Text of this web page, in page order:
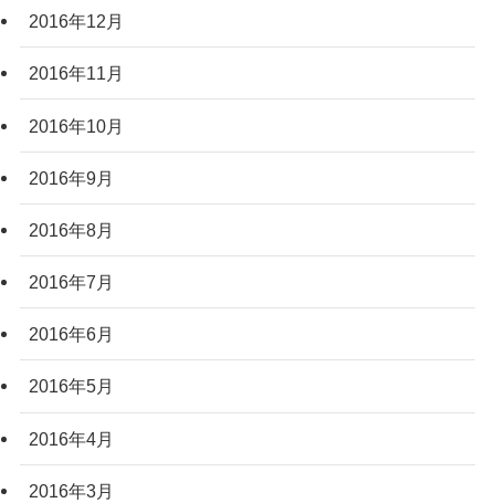
2016年12月
2016年11月
2016年10月
2016年9月
2016年8月
2016年7月
2016年6月
2016年5月
2016年4月
2016年3月